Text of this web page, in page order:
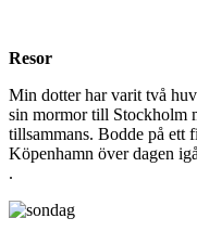
Resor
Min dotter har varit två
sin mormor till Stockholm
tillsammans. Bodde på ett
Köpenhamn över dagen
.